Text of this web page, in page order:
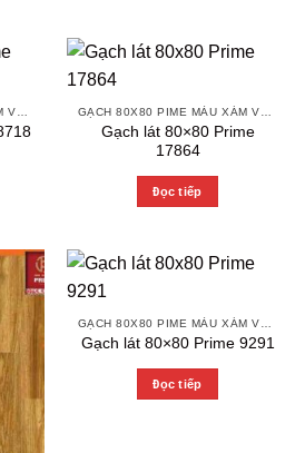
Gạch lát 80×80 Prime
17864
Đọc tiếp
Gạch lát 80×80 Prime 9291
Đọc tiếp